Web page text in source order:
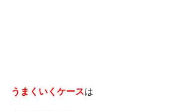
うまくいくケースは